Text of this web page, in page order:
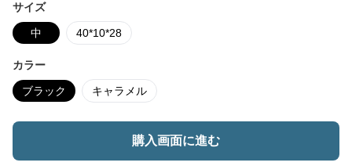
サイズ
中 40*10*28
カラー
ブラック キャラメル
購入画面に進む